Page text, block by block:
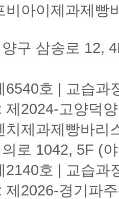
비아이제과제빵
구 삼송로 12,
6540호 | 교습과
제2024-고양덕
치제과제빵바리
로 1042, 5F (
2140호 | 교습과
제2026-경기파